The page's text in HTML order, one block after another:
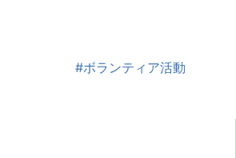
#ボランティア活動